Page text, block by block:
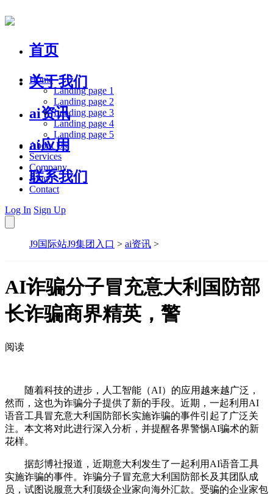
首页
关于我们
ai资讯
ai应用
联系我们
Home
Landing page 1
Landing page 2
Landing page 3
Landing page 4
Landing page 5
About Us
Services
Company
Blog
Contact
Log In Sign Up
J9国际站J9集团入口 > ai资讯 >
AI诈骗分子冒充意大利国防部
长诈骗商界精英，警
阅读
随着科技的进步，人工智能（AI）的应用越来越广泛，
然而，这也为诈骗分子提供了新的手段。近期，一起利用AI
语音工具冒充意大利国防部长实施诈骗的事件引起了广泛关
注。本文将对此进行深入分析，并提醒各界警惕AI骗术的新
花样。
据彭博社报道，近期意大利发生了一起利用AI语音工具
实施诈骗的事件。诈骗分子冒充意大利国防部长及其团队成
员，试图说服意大利顶级企业家向海外汇款。受骗的企业家包